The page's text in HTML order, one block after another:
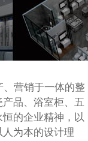
营销于一体的整
品、浴室柜、五
的企业精神，以
为本的设计理